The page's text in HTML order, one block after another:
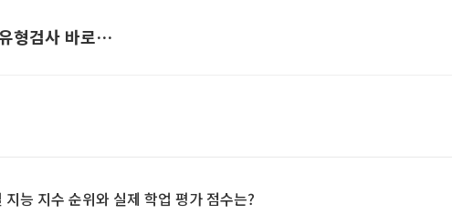
mbti 성격 유형검사 바로가기
능 지수 순위와 실제 학업 평가 점수는?